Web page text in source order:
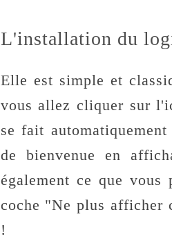
L'installation du
Elle est simple et
vous allez cliquer sur
se fait
de bienvenue en
également ce que
coche "Ne plus afficher
!